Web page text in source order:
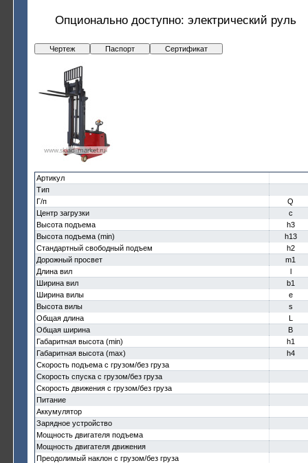
Опционально доступно: электрический руль
Чертеж Паспорт Сертификат
Артикул
Тип
Г/п
Q
Центр загрузки
c
Высота подъема
h3
Высота подъема (min)
h13
Стандартный свободный подъем
h2
Дорожный просвет
m1
Длина вил
l
Ширина вил
b1
Ширина вилы
e
Высота вилы
s
Общая длина
L
Общая ширина
B
Габаритная высота (min)
h1
Габаритная высота (max)
h4
Скорость подъема с грузом/без груза
Скорость спуска с грузом/без груза
Скорость движения с грузом/без груза
Питание
Аккумулятор
Зарядное устройство
Мощность двигателя подъема
Мощность двигателя движения
Преодолимый наклон с грузом/без груза